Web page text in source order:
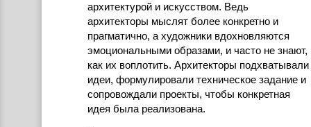
архитектурой и искусством. Ведь
архитекторы мыслят более конкретно и
прагматично, а художники вдохновляются
эмоциональными образами, и часто не знают,
как их воплотить. Архитекторы подхватывали
идеи, формулировали техническое задание и
сопровождали проекты, чтобы конкретная
идея была реализована.